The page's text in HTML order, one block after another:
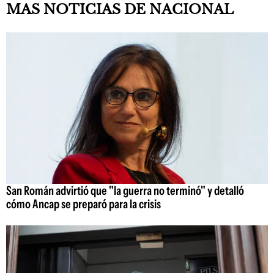
MAS NOTICIAS DE NACIONAL
San Román advirtió que "la guerra no terminó" y detalló
cómo Ancap se preparó para la crisis